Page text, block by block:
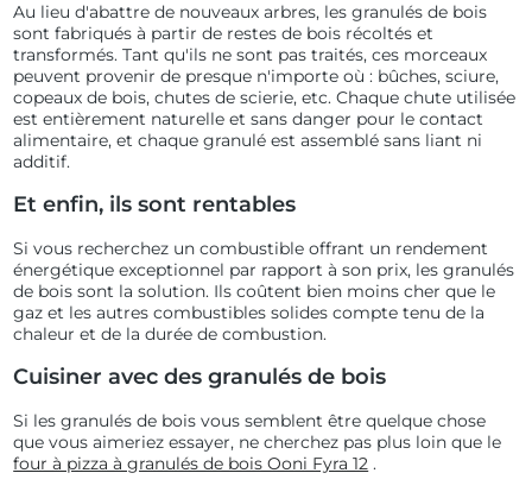
Au lieu d'abattre de nouveaux arbres, les granulés de bois
sont fabriqués à partir de restes de bois récoltés et
transformés. Tant qu'ils ne sont pas traités, ces morceaux
peuvent provenir de presque n'importe où : bûches, sciure,
copeaux de bois, chutes de scierie, etc. Chaque chute utilisée
est entièrement naturelle et sans danger pour le contact
alimentaire, et chaque granulé est assemblé sans liant ni
additif.
Et enfin, ils sont rentables
Si vous recherchez un combustible offrant un rendement
énergétique exceptionnel par rapport à son prix, les granulés
de bois sont la solution. Ils coûtent bien moins cher que le
gaz et les autres combustibles solides compte tenu de la
chaleur et de la durée de combustion.
Cuisiner avec des granulés de bois
Si les granulés de bois vous semblent être quelque chose
que vous aimeriez essayer, ne cherchez pas plus loin que le
four à pizza à granulés de bois Ooni Fyra 12 .